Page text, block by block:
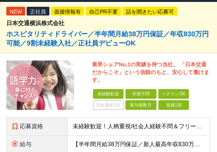
NEW 正社員 面接情報有 自己PR不要 話を聞きたい応募可
日本交通横浜株式会社
ホスピタリティドライバー／半年間月給38万円保証／年収830万円
可能／9割未経験入社／正社員デビューOK
業界シェアNo.1の実績を持つ当社。 「日本交通
だからこそ」という信頼のもと、安心して働けま
す。
未経験歓迎 学歴不問 ベテランOK
完全週休2日 賞与複数月 面接1回
応募資格 未経験歓迎！人柄重視/社会人経験不問＆フリーターもOK ■普通自動車免許（AT限定可）を取得して1年以上経過している方 ※前職・学歴・ブランク・転職回数などは一切不問です。 <2種免許取得代は全額
給与 【半年間月給38万円保証／新人最高年収830万円／賞与年2回／給料控除を100%撤廃】 6ヶ月間、月給38万円保証＋歩合給＋賞与年2回（川崎／保土ヶ谷／戸塚） ◆保証額を超える売上時は上乗せした給与